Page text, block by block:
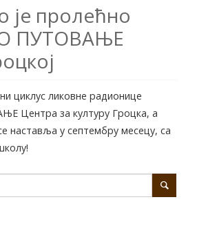
je пролећно
ПУТОВАЊЕ
циклус ликовне радионице
Центра за културу Гроцка, a
наставља у септембру месецу, са